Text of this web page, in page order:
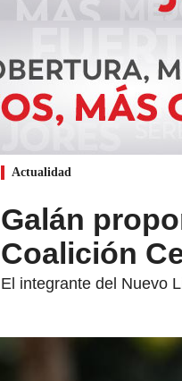
Actualidad
Galán
Coalición
El integrante del Nuevo